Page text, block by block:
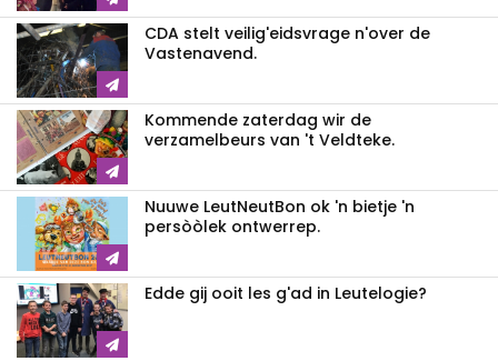
CDA stelt veilig'eidsvrage n'over de
Vastenavend.
Kommende zaterdag wir de
verzamelbeurs van 't Veldteke.
Nuuwe LeutNeutBon ok 'n bietje 'n
persòòlek ontwerrep.
Edde gij ooit les g'ad in Leutelogie?